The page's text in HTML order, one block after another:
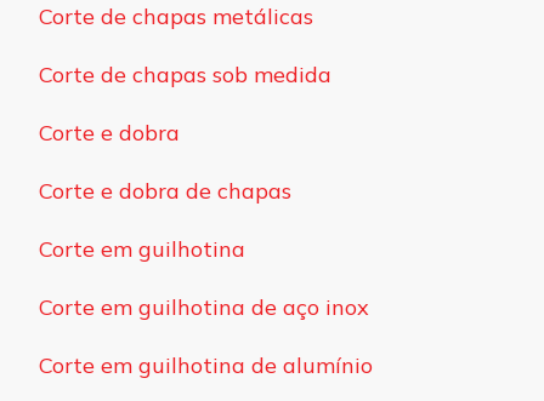
Corte de chapas metálicas
Corte de chapas sob medida
Corte e dobra
Corte e dobra de chapas
Corte em guilhotina
Corte em guilhotina de aço inox
Corte em guilhotina de alumínio